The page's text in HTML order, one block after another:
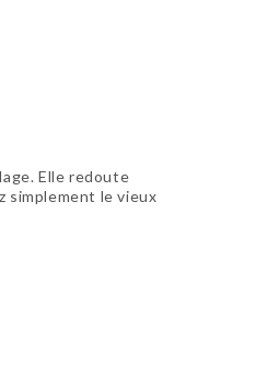
Elle redoute
simplement le vieux